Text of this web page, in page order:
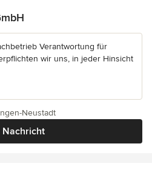
Verantwortung für
wir uns, in jeder Hinsicht
Nachricht
Neustadt